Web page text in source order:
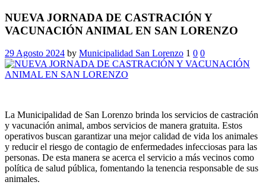
NUEVA JORNADA DE CASTRACIÓN Y
VACUNACIÓN ANIMAL EN SAN LORENZO
29 Agosto 2024 by Municipalidad San Lorenzo 1 0 0
La Municipalidad de San Lorenzo brinda los servicios de castración
y vacunación animal, ambos servicios de manera gratuita. Estos
operativos buscan garantizar una mejor calidad de vida los animales
y reducir el riesgo de contagio de enfermedades infecciosas para las
personas. De esta manera se acerca el servicio a más vecinos como
política de salud pública, fomentando la tenencia responsable de sus
animales.